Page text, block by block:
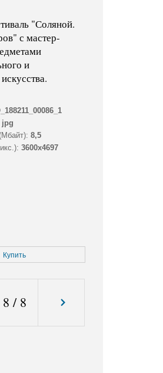
"Соляной.
с мастер-
и
jpg
8,5
3600x4697
Купить
8 / 8